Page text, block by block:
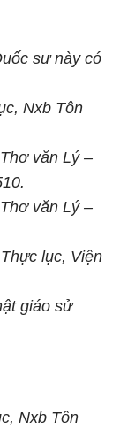
sư này có
Nxb Tôn
văn Lý –
văn Lý –
lục, Viện
giáo sử
Nxb Tôn